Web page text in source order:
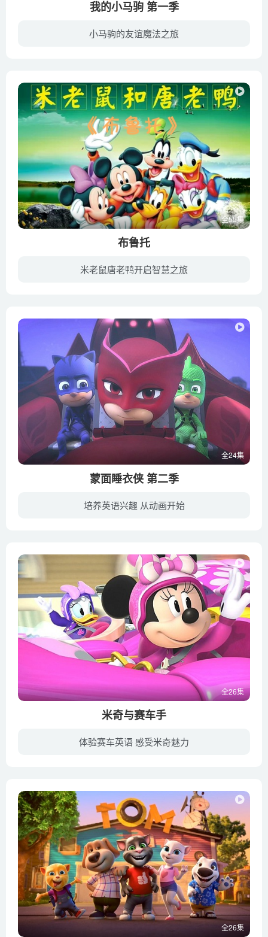
我的小马驹 第一季
小马驹的友谊魔法之旅
全55集
布鲁托
米老鼠唐老鸭开启智慧之旅
全24集
蒙面睡衣侠 第二季
培养英语兴趣 从动画开始
全26集
米奇与赛车手
体验赛车英语 感受米奇魅力
全26集